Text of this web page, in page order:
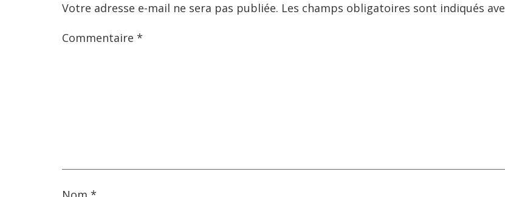
Votre adresse e-mail ne sera pas publiée. Les champs obligatoires sont indiqués
Commentaire *